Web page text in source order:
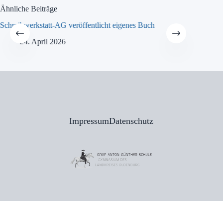
Ähnliche Beiträge
Schreibwerkstatt-AG veröffentlicht eigenes Buch
24. April 2026
ImpressumDatenschutz